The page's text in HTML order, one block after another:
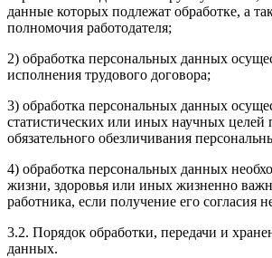
данные которых подлежат обработке, а
полномочия работодателя;
2) обработка персональных данных
исполнения трудового договора;
3) обработка персональных данных
статистических или иных научных целей
обязательного обезличивания
4) обработка персональных данных
жизни, здоровья или иных жизненно
работника, если получение его согласия
3.2. Порядок обработки, передачи и
данных.